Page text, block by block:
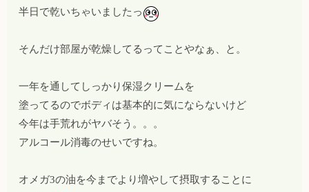
半日で乾いちゃいましたっ
そんだけ部屋が乾燥 してるってことやなぁ、と。
一年を通してしっかり保湿クリームを
塗ってるのでボディは基本的に気にならないけど
今年は手荒れがヤバそう。。。
アルコール消毒のせいですね。
オメガ3の油を今までより増やして摂取することに